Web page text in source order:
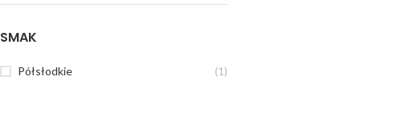
SMAK
Półsłodkie (1)